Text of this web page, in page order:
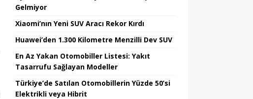
Gelmiyor
Xiaomi’nın Yeni SUV Aracı Rekor Kırdı
Huawei’den 1.300 Kilometre Menzilli Dev SUV
En Az Yakan Otomobiller Listesi: Yakıt
Tasarrufu Sağlayan Modeller
Türkiye’de Satılan Otomobillerin Yüzde 50’si
Elektrikli veya Hibrit